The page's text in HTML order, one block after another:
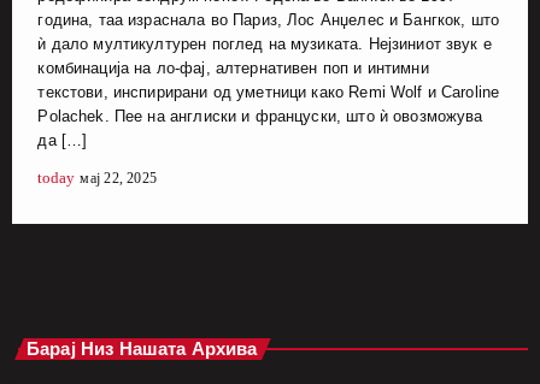
година, таа израснала во Париз, Лос Анџелес и Бангкок, што
ѝ дало мултикултурен поглед на музиката. Нејзиниот звук е
комбинација на ло-фај, алтернативен поп и интимни
текстови, инспирирани од уметници како Remi Wolf и Caroline
Polachek. Пее на англиски и француски, што ѝ овозможува
да […]
today мај 22, 2025
Барај Низ Нашата Архива